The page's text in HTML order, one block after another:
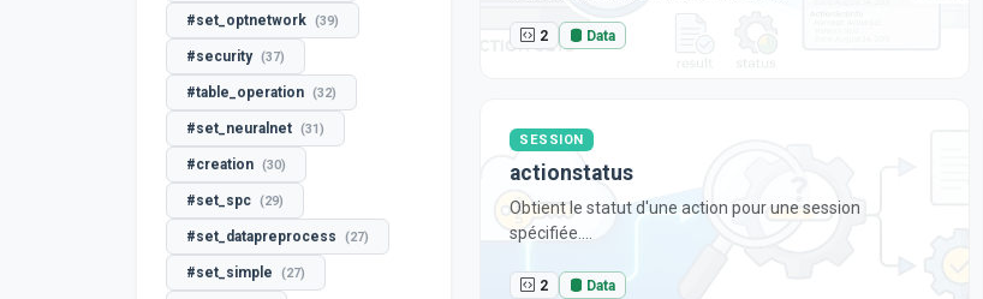
#set_optnetwork (39)
#security (37)
#table_operation (32)
#set_neuralnet (31)
#creation (30)
#set_spc (29)
#set_datapreprocess (27)
#set_simple (27)
2 Data
SESSION
actionstatus
Obtient le statut d'une action pour une session
spécifiée....
2 Data